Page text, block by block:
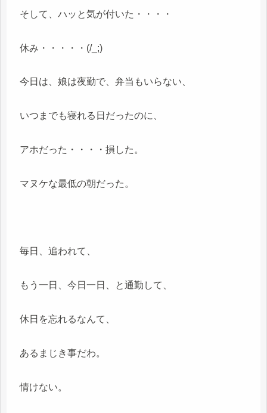
そして、ハッと気が付いた・・・・
休み・・・・・(/_;)
今日は、娘は夜勤で、弁当もいらない、
いつまでも寝れる日だったのに、
アホだった・・・・損した。
マヌケな最低の朝だった。
毎日、追われて、
もう一日、今日一日、と通勤して、
休日を忘れるなんて、
あるまじき事だわ。
情けない。